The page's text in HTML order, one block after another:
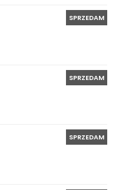
SPRZEDAM
SPRZEDAM
SPRZEDAM